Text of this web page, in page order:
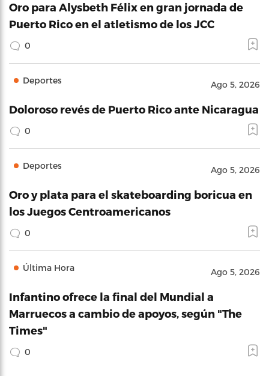
Oro para Alysbeth Félix en gran jornada de
Puerto Rico en el atletismo de los JCC
0
Deportes Ago 5, 2026
Doloroso revés de Puerto Rico ante Nicaragua
0
Deportes Ago 5, 2026
Oro y plata para el skateboarding boricua en
los Juegos Centroamericanos
0
Última Hora Ago 5, 2026
Infantino ofrece la final del Mundial a
Marruecos a cambio de apoyos, según "The
Times"
0